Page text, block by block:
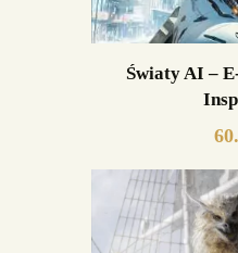
Światy AI –